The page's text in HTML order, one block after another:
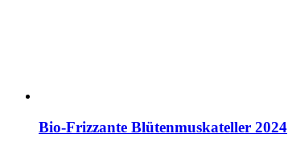
Bio-Frizzante Blütenmuskateller 2024